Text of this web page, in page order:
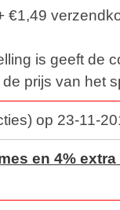
€1,49
is geeft de
prijs van het
op 23-11-
en 4%